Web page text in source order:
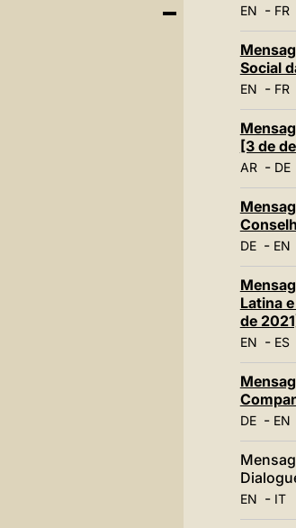
EN - FR
Social
EN - FR
[3 de
AR- DE
DE- EN
Latina
de
EN - ES
DE- EN
EN - IT